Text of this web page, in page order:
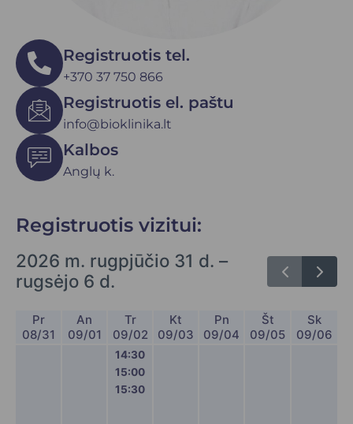
Registruotis tel.
+370 37 750 866
Registruotis el. paštu
info@bioklinika.lt
Kalbos
Anglų k.
Registruotis vizitui:
2026 m. rugpjūčio 31 d. –
rugsėjo 6 d.
Pr
08/31
An
09/01
Tr
09/02
Kt
09/03
Pn
09/04
Št
09/05
Sk
09/06
14:30
15:00
15:30